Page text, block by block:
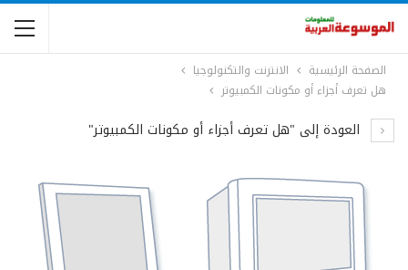
الصفحة الرئيسية
الانترنت والتكنولوجيا
هل تعرف أجزاء أو مكونات الكمبيوتر
العودة إلى "هل تعرف أجزاء أو مكونات الكمبيوتر"